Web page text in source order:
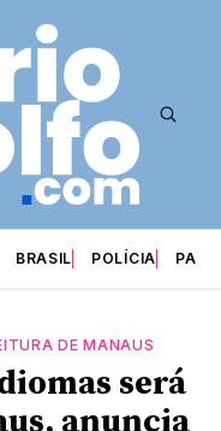
BRASIL POLÍCIA
DE MANAUS
será
anuncia